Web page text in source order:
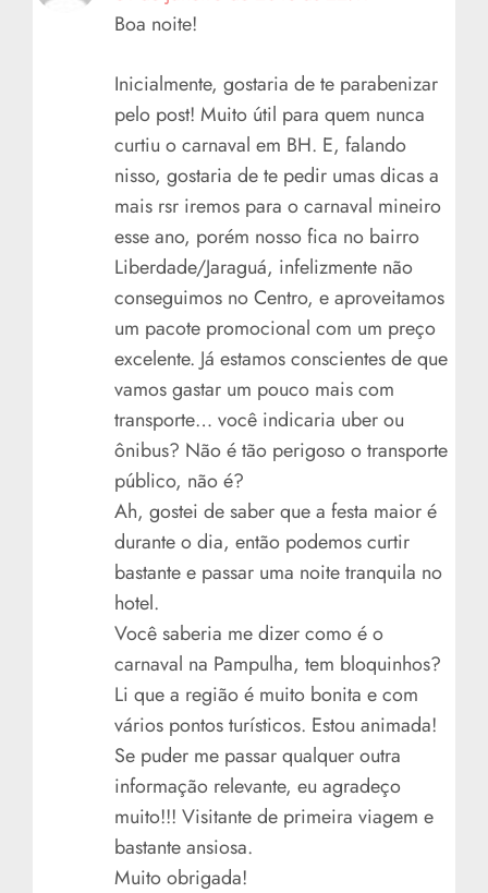
Boa noite!
Inicialmente, gostaria de te parabenizar
pelo post! Muito útil para quem nunca
curtiu o carnaval em BH. E, falando
nisso, gostaria de te pedir umas dicas a
mais rsr iremos para o carnaval mineiro
esse ano, porém nosso fica no bairro
Liberdade/Jaraguá, infelizmente não
conseguimos no Centro, e aproveitamos
um pacote promocional com um preço
excelente. Já estamos conscientes de que
vamos gastar um pouco mais com
transporte… você indicaria uber ou
ônibus? Não é tão perigoso o transporte
público, não é?
Ah, gostei de saber que a festa maior é
durante o dia, então podemos curtir
bastante e passar uma noite tranquila no
hotel.
Você saberia me dizer como é o
carnaval na Pampulha, tem bloquinhos?
Li que a região é muito bonita e com
vários pontos turísticos. Estou animada!
Se puder me passar qualquer outra
informação relevante, eu agradeço
muito!!! Visitante de primeira viagem e
bastante ansiosa.
Muito obrigada!